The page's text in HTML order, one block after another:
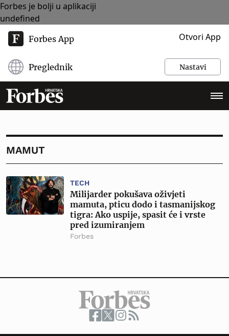
Forbes je bolji u aplikaciji
undefined
Forbes App Otvori App
Preglednik Nastavi
MAMUT
TECH
Milijarder pokušava oživjeti
mamuta, pticu dodo i tasmanijskog
tigra: Ako uspije, spasit će i vrste
pred izumiranjem
Forbes